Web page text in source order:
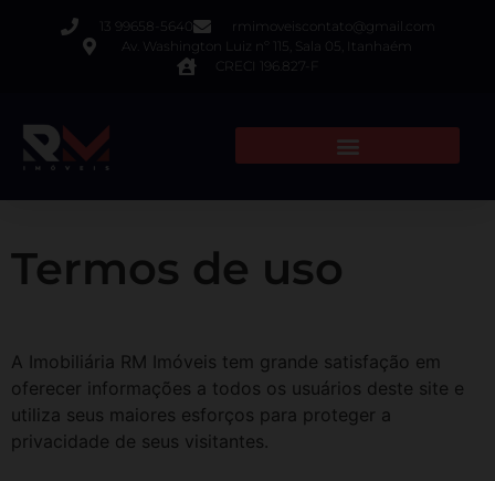
13 99658-5640
rmimoveiscontato@gmail.com
Av. Washington Luiz nº 115, Sala 05, Itanhaém
CRECI 196.827-F
Termos de uso
A Imobiliária RM Imóveis tem grande satisfação em
oferecer informações a todos os usuários deste site e
utiliza seus maiores esforços para proteger a
privacidade de seus visitantes.